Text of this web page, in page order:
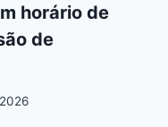
horário de
de